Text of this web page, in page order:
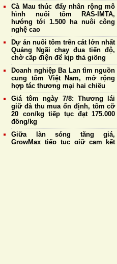
Cà Mau thúc đẩy nhân rộng mô
hình nuôi tôm RAS-IMTA,
hướng tới 1.500 ha nuôi công
nghệ cao
Dự án nuôi tôm trên cát lớn nhất
Quảng Ngãi chạy đua tiến độ,
chờ cấp điện để kịp thả giống
Doanh nghiệp Ba Lan tìm nguồn
cung tôm Việt Nam, mở rộng
hợp tác thương mại hai chiều
Giá tôm ngày 7/8: Thương lái
giữ đà thu mua ổn định, tôm cỡ
20 con/kg tiếp tục đạt 175.000
đồng/kg
Giữa làn sóng tăng giá,
GrowMax tiếp tục giữ cam kết